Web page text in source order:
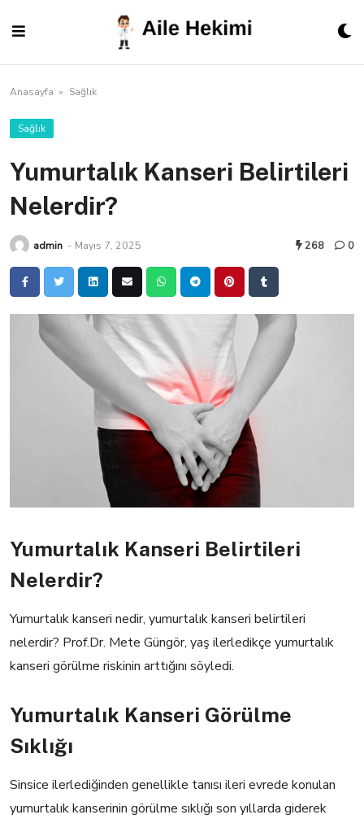
content
Anasayfa » Sağlık
Sağlık
Yumurtalık Kanseri Belirtileri
Nelerdir?
admin - Mayıs 7, 2025 268 0
Yumurtalık Kanseri Belirtileri
Nelerdir?
Yumurtalık kanseri nedir, yumurtalık kanseri belirtileri
nelerdir? Prof.Dr. Mete Güngör, yaş ilerledikçe yumurtalık
kanseri görülme riskinin arttığını söyledi.
Yumurtalık Kanseri Görülme
Sıklığı
Sinsice ilerlediğinden genellikle tanısı ileri evrede konulan
yumurtalık kanserinin görülme sıklığı son yıllarda giderek